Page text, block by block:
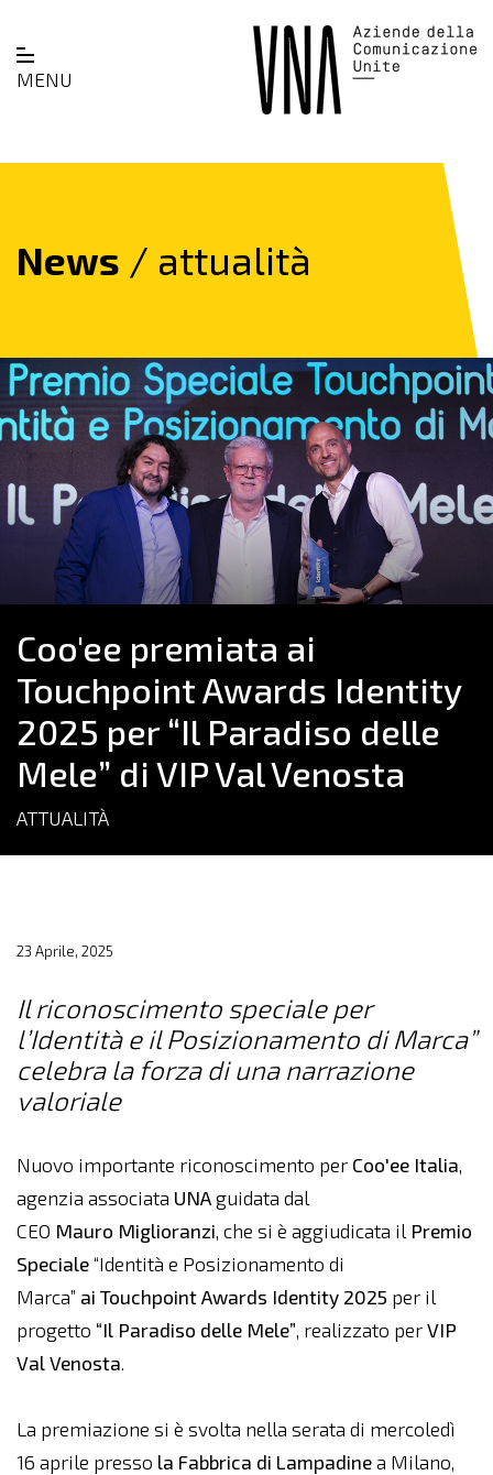
MENU
News / attualità
Coo'ee premiata ai
Touchpoint Awards Identity
2025 per “Il Paradiso delle
Mele” di VIP Val Venosta
ATTUALITÀ
23 Aprile, 2025
Il riconoscimento speciale per
l’Identità e il Posizionamento di Marca”
celebra la forza di una narrazione
valoriale
Nuovo importante riconoscimento per Coo'ee Italia,
agenzia associata UNAguidata dal
CEO Mauro Miglioranzi, che si è aggiudicata il Premio
Speciale“Identità e Posizionamento di
Marca” ai Touchpoint Awards Identity 2025 per il
progetto “Il Paradiso delle Mele”, realizzato perVIP
Val Venosta.
La premiazione si è svolta nella serata di mercoledì
16 aprile presso la Fabbrica di Lampadinea Milano,